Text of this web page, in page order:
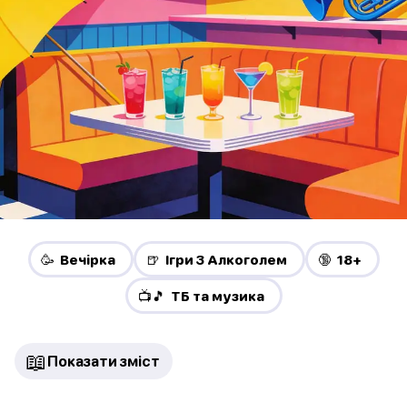
🥳 Вечірка 🍺 Ігри З Алкоголем 🔞 18+
📺🎵 ТБ та музика
📖 Показати зміст